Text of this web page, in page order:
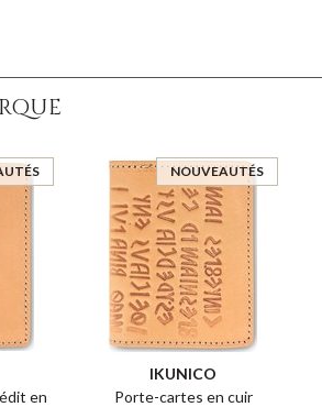
en
NOUVEAUTÉS
IKUNICO
Porte-cartes en cuir